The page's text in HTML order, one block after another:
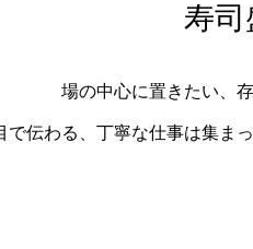
寿司
場の中心に置きたい、
で伝わる、丁寧な仕事は集ま